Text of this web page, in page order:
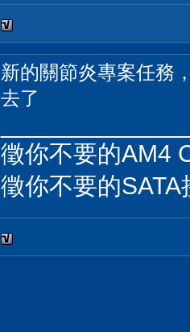
新的關節炎專案任務
去了
徵你不要的AM4
徵你不要的